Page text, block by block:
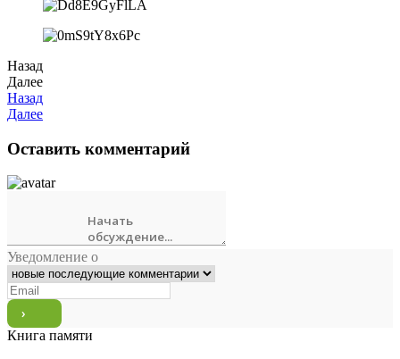
Назад
Далее
Назад
Далее
Оставить комментарий
Уведомление о
Книга памяти